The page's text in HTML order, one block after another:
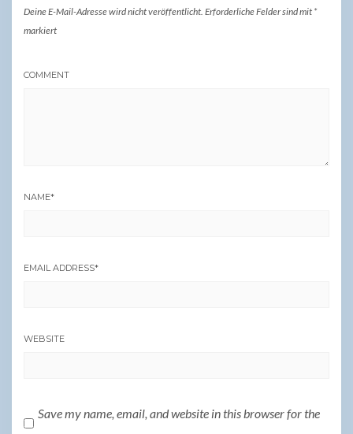
Deine E-Mail-Adresse wird nicht veröffentlicht. Erforderliche Felder sind mit *
markiert
COMMENT
NAME*
EMAIL ADDRESS*
WEBSITE
Save my name, email, and website in this browser for the